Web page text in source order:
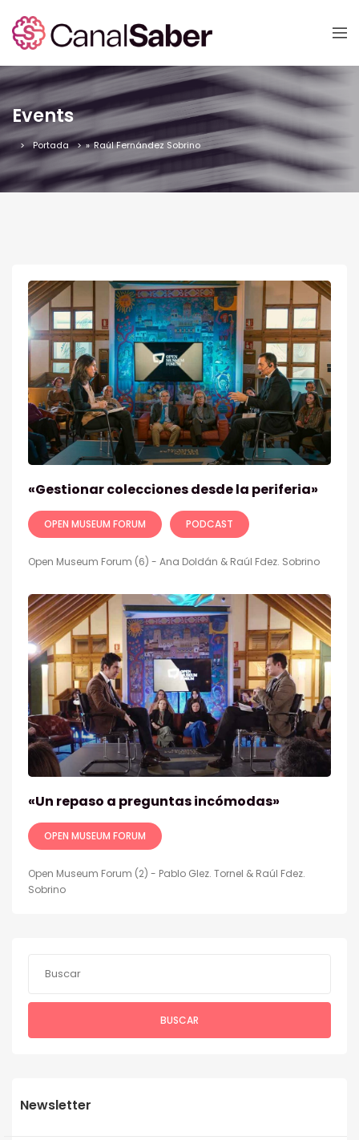
Events
Portada » Raúl Fernández Sobrino
«Gestionar colecciones desde la periferia»
OPEN MUSEUM FORUM PODCAST
Open Museum Forum (6) - Ana Doldán & Raúl Fdez. Sobrino
«Un repaso a preguntas incómodas»
OPEN MUSEUM FORUM
Open Museum Forum (2) - Pablo Glez. Tornel & Raúl Fdez.
Sobrino
BUSCAR
Newsletter